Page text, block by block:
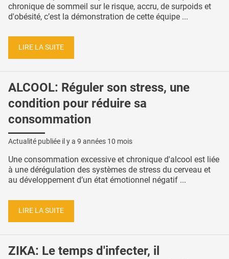
chronique de sommeil sur le risque, accru, de surpoids et
d'obésité, c’est la démonstration de cette équipe ...
LIRE LA SUITE
ALCOOL: Réguler son stress, une
condition pour réduire sa
consommation
Actualité publiée il y a 9 années 10 mois
Une consommation excessive et chronique d'alcool est liée
à une dérégulation des systèmes de stress du cerveau et
au développement d’un état émotionnel négatif ...
LIRE LA SUITE
ZIKA: Le temps d'infecter, il